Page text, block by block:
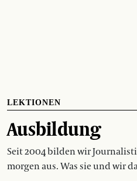
LEKTIONEN
Ausbildung
Seit 2004 bilden wir
morgen aus. Was sie und wir